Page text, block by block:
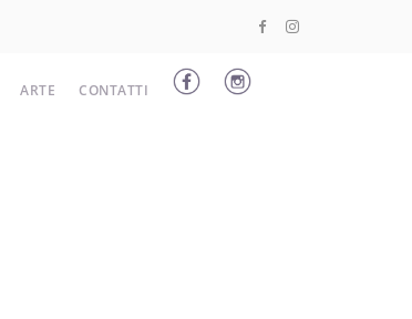
ARTE CONTATTI